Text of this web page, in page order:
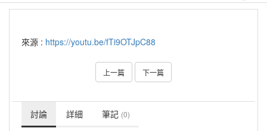
來源 : https://youtu.be/fTi9OTJpC88
上一篇 下一篇
討論 詳細 筆記 (0)